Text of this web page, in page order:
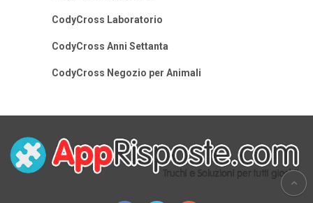
CodyCross Laboratorio
CodyCross Anni Settanta
CodyCross Negozio per Animali